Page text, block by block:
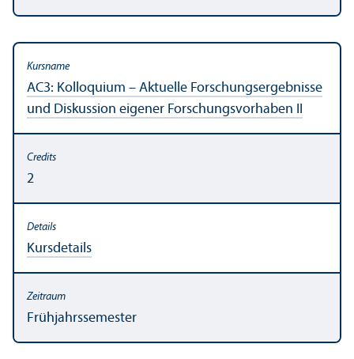
AC3: Kolloquium – Aktuelle Forschungs­ergebnisse
und Diskussion eigener Forschungs­vorhaben II
2
Kursdetails
Frühjahrssemester